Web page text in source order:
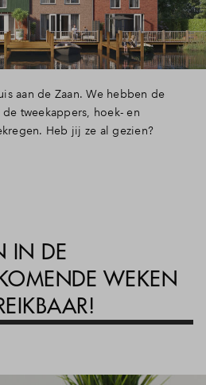
aan de Zaan. We hebben de
tweekappers, hoek- en
Heb jij ze al gezien?
IN DE
WEKEN